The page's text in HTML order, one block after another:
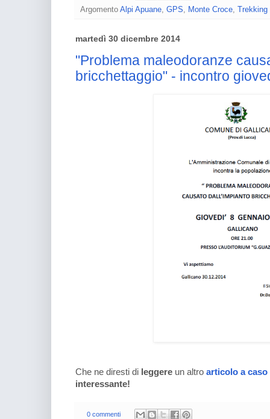
Argomento Alpi Apuane GPS Monte Croce Trekking
martedì 30 dicembre 2014
"Problema maleodoranze
bricchettaggio" - incontro
Che ne diresti di leggere un altro articolo a caso
interessante!
0 commenti